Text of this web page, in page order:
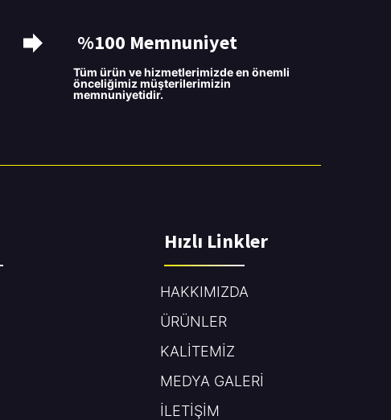
%100 Memnuniyet
Tüm ürün ve hizmetlerimizde en önemli
önceliğimiz müşterilerimizin
memnuniyetidir.
Hızlı Linkler
HAKKIMIZDA
ÜRÜNLER
KALİTEMİZ
MEDYA GALERİ
İLETİŞİM